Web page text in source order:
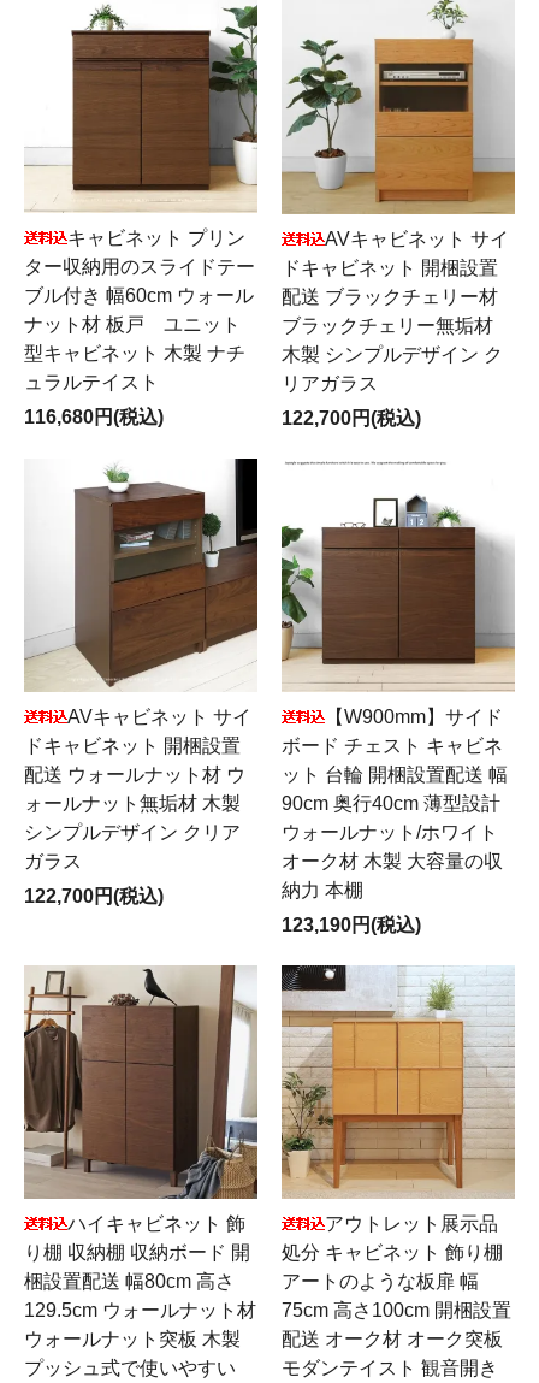
キャビネット プリン
ター収納用のスライドテー
ブル付き 幅60cm ウォール
ナット材 板戸 ユニット
型キャビネット 木製 ナチ
ュラルテイスト
116,680円(税込)
AVキャビネット サイ
ドキャビネット 開梱設置
配送 ブラックチェリー材
ブラックチェリー無垢材
木製 シンプルデザイン ク
リアガラス
122,700円(税込)
AVキャビネット サイ
ドキャビネット 開梱設置
配送 ウォールナット材 ウ
ォールナット無垢材 木製
シンプルデザイン クリア
ガラス
122,700円(税込)
【W900mm】サイド
ボード チェスト キャビネ
ット 台輪 開梱設置配送 幅
90cm 奥行40cm 薄型設計
ウォールナット/ホワイト
オーク材 木製 大容量の収
納力 本棚
123,190円(税込)
ハイキャビネット 飾
り棚 収納棚 収納ボード 開
梱設置配送 幅80cm 高さ
129.5cm ウォールナット材
ウォールナット突板 木製
プッシュ式で使いやすい
アウトレット展示品
処分 キャビネット 飾り棚
アートのような板扉 幅
75cm 高さ100cm 開梱設置
配送 オーク材 オーク突板
モダンテイスト 観音開き